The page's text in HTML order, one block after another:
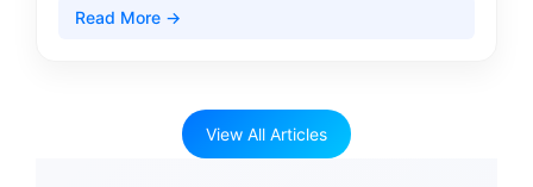
Read More →
View All Articles